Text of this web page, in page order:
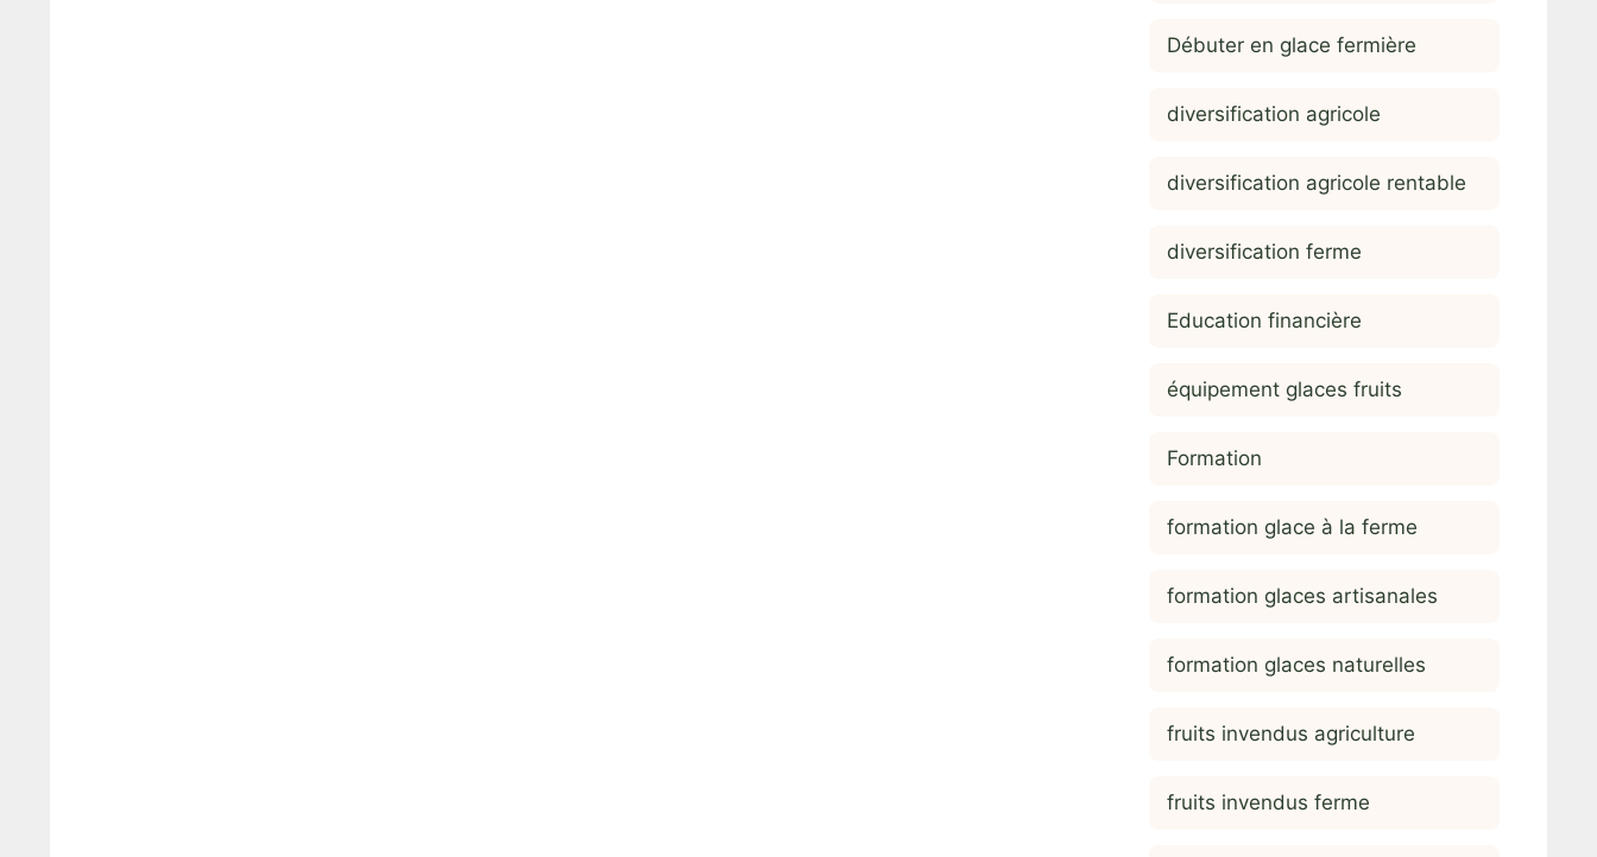
Débuter en glace fermière
diversification agricole
diversification agricole rentable
diversification ferme
Education financière
équipement glaces fruits
Formation
formation glace à la ferme
formation glaces artisanales
formation glaces naturelles
fruits invendus agriculture
fruits invendus ferme